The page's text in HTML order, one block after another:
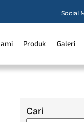
Social
Produk Galeri
Cari